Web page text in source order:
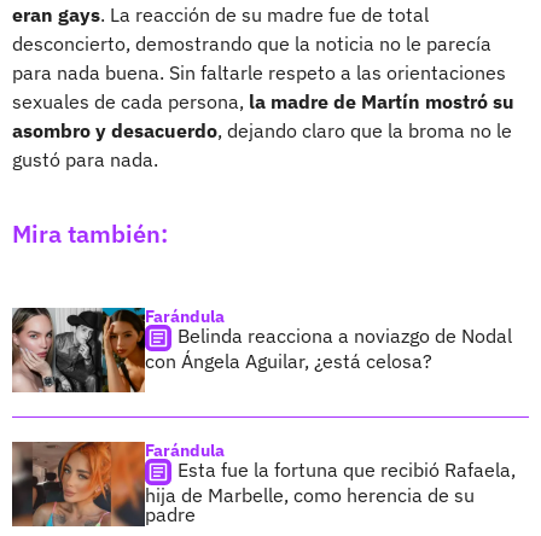
eran gays. La reacción de su madre fue de total
desconcierto, demostrando que la noticia no le parecía
para nada buena. Sin faltarle respeto a las orientaciones
sexuales de cada persona, la madre de Martín mostró su
asombro y desacuerdo, dejando claro que la broma no le
gustó para nada.
Mira también:
Farándula
Belinda reacciona a noviazgo de Nodal
con Ángela Aguilar, ¿está celosa?
Farándula
Esta fue la fortuna que recibió Rafaela,
hija de Marbelle, como herencia de su
padre